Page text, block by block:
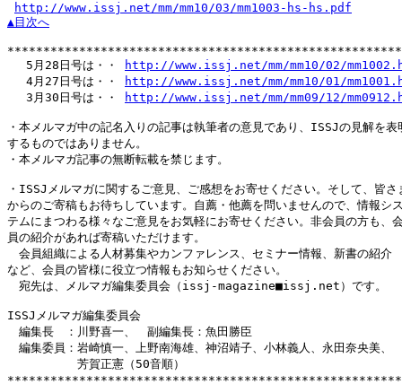
http://www.issj.net/mm/mm10/03/mm1003-hs-hs.pdf
▲目次へ
5月28日号は・・
http://www.issj.net/mm/mm10/02/
4月27日号は・・
http://www.issj.net/mm/mm10/01/
3月30日号は・・
http://www.issj.net/mm/mm09/12/
・本メルマガ中の記名入りの記事は執筆者の意見であり、ISSJの見解を表
するものではありません。
・本メルマガ記事の無断転載を禁じます。
・ISSJメルマガに関するご意見、ご感想をお寄せください。そして、皆さ
からのご寄稿もお待ちしています。自薦・他薦を問いませんので、情報シ
テムにまつわる様々なご意見をお気軽にお寄せください。非会員の方も、
員の紹介があれば寄稿いただけます。
会員組織による人材募集やカンファレンス、セミナー情報、新書の紹介
など、会員の皆様に役立つ情報もお知らせください。
宛先は、メルマガ編集委員会（issj-magazine■issj.net）です。
ISSJメルマガ編集委員会
編集長　：川野喜一、　副編集長：魚田勝臣
編集委員：岩崎慎一、上野南海雄、神沼靖子、小林義人、永田奈央美、
芳賀正憲（50音順）